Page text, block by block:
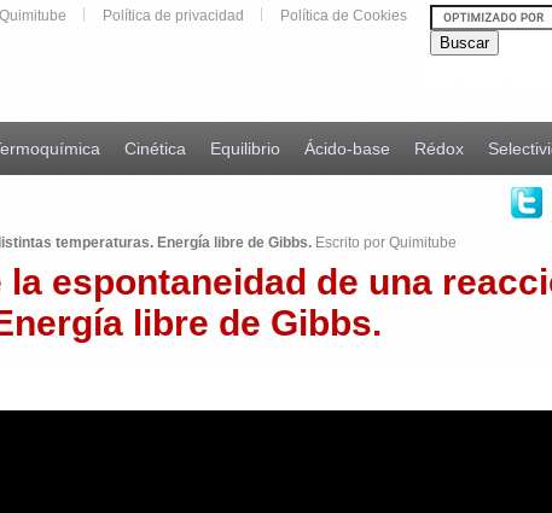
Política de privacidad Política de Cookies
Cinética Equilibrio Ácido-base Rédox
temperaturas. Energía libre de Gibbs.Escrito por Quimitube
espontaneidad de una
libre de Gibbs.